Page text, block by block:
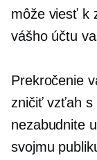
môže viesť k
vášho účtu
Prekročenie
zničiť vzťah s
nezabudnite
svojmu